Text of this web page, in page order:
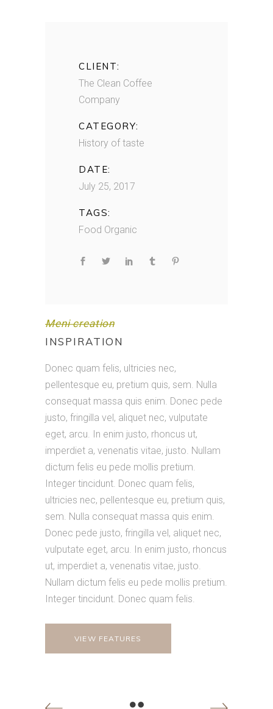
CLIENT:
The Clean Coffee
Company
CATEGORY:
History of taste
DATE:
July 25, 2017
TAGS:
Food Organic
Meni creation
INSPIRATION
Donec quam felis, ultricies nec,
pellentesque eu, pretium quis, sem. Nulla
consequat massa quis enim. Donec pede
justo, fringilla vel, aliquet nec, vulputate
eget, arcu. In enim justo, rhoncus ut,
imperdiet a, venenatis vitae, justo. Nullam
dictum felis eu pede mollis pretium.
Integer tincidunt. Donec quam felis,
ultricies nec, pellentesque eu, pretium quis,
sem. Nulla consequat massa quis enim.
Donec pede justo, fringilla vel, aliquet nec,
vulputate eget, arcu. In enim justo, rhoncus
ut, imperdiet a, venenatis vitae, justo.
Nullam dictum felis eu pede mollis pretium.
Integer tincidunt. Donec quam felis.
VIEW FEATURES